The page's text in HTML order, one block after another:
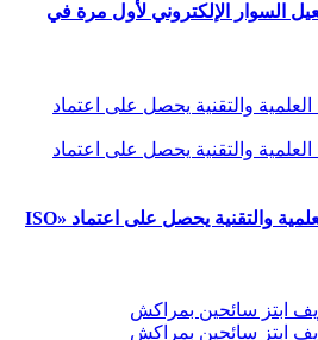
السوار الإلكتروني لأول مرة في
المختبر الوطني للشرطة العلمية والتقنية يحصل على اعتماد «ISO